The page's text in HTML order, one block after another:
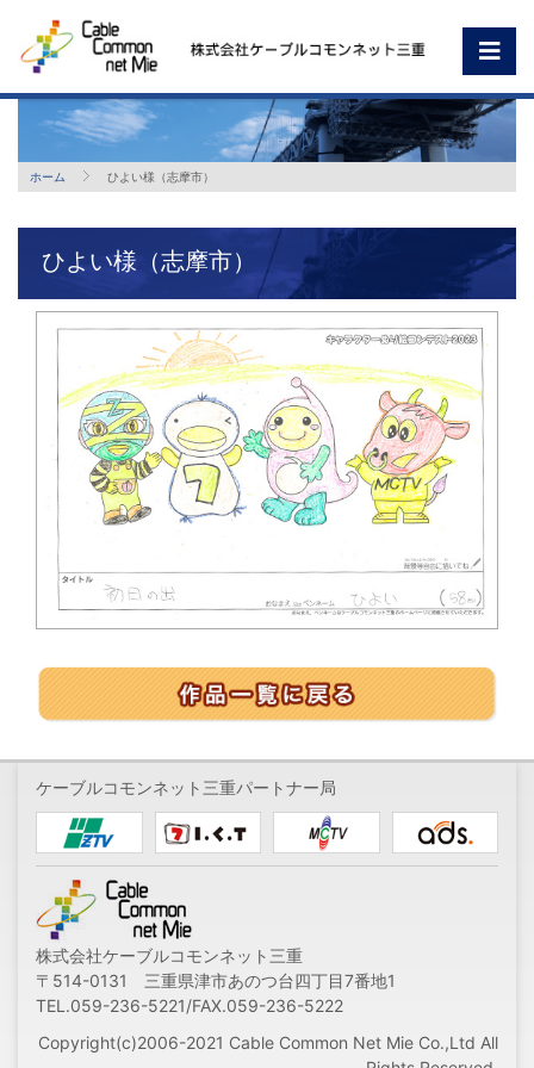
ホーム ひよい様（志摩市）
ひよい様（志摩市）
ケーブルコモンネット三重パートナー局
株式会社ケーブルコモンネット三重
〒514-0131 三重県津市あのつ台四丁目7番地1
TEL.059-236-5221/FAX.059-236-5222
Copyright(c)2006-2021 Cable Common Net Mie Co.,Ltd All